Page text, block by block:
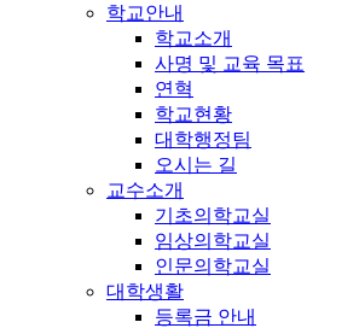
학교안내
학교소개
사명 및 교육 목표
연혁
학교현황
대학행정팀
오시는 길
교수소개
기초의학교실
임상의학교실
인문의학교실
대학생활
등록금 안내